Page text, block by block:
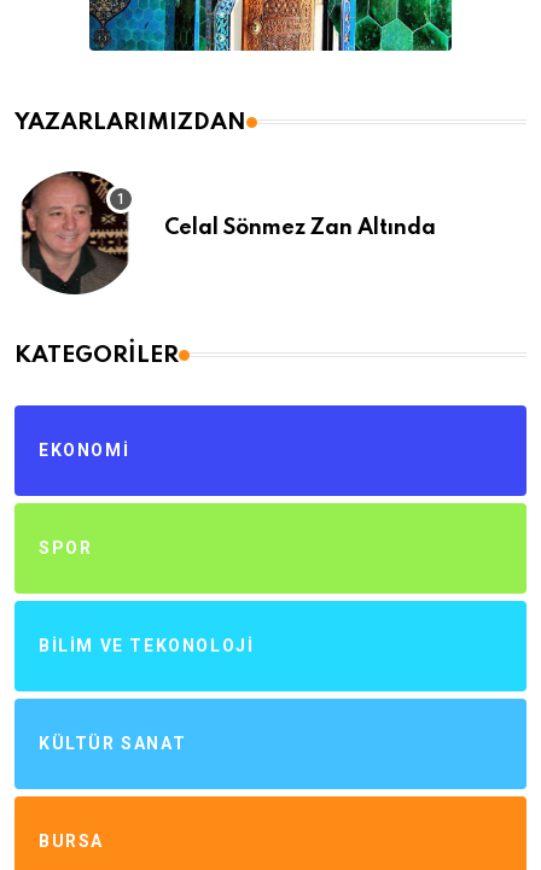
YAZARLARIMIZDAN
Celal Sönmez Zan Altında
KATEGORILER
EKONOMI
SPOR
BILIM VE TEKONOLOJI
KÜLTÜR SANAT
BURSA